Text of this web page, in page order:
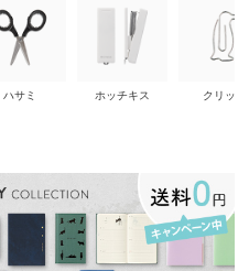
ハサミ ホッチキス クリップ